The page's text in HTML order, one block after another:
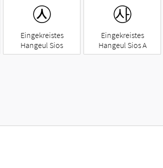
㉦
Eingekreistes
Hangeul Sios
㉴
Eingekreistes
Hangeul Sios A